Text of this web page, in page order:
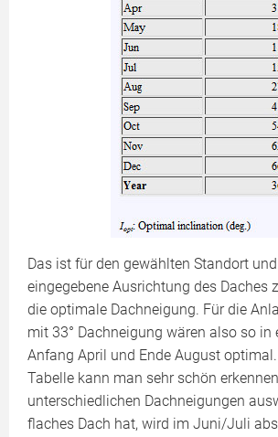
Das ist für den gewählten Standort
eingegebene Ausrichtung des Daches
die optimale Dachneigung. Für die
mit 33° Dachneigung wären also so in
Anfang April und Ende August
Tabelle kann man sehr schön
unterschiedlichen Dachneigungen
flaches Dach hat, wird im Juni/Juli